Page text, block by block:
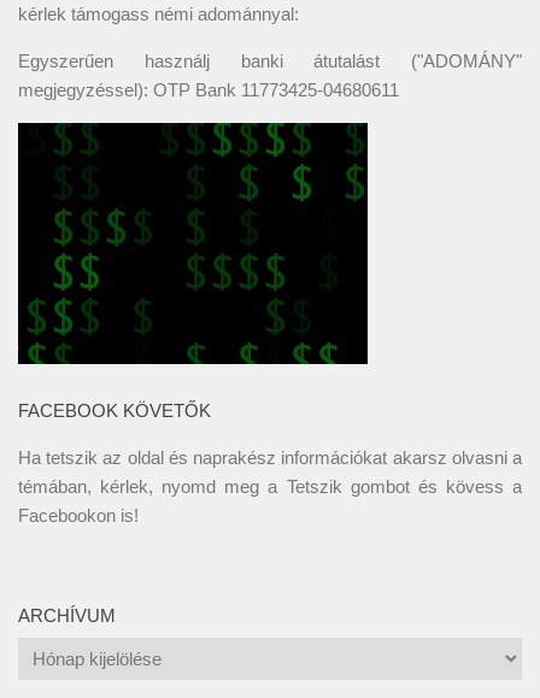
kérlek támogass némi adománnyal:
Egyszerűen használj banki átutalást ("ADOMÁNY"
megjegyzéssel): OTP Bank 11773425-04680611
FACEBOOK KÖVETŐK
Ha tetszik az oldal és naprakész információkat akarsz olvasni a
témában, kérlek, nyomd meg a Tetszik gombot és kövess a
Facebookon is!
ARCHÍVUM
Archívum